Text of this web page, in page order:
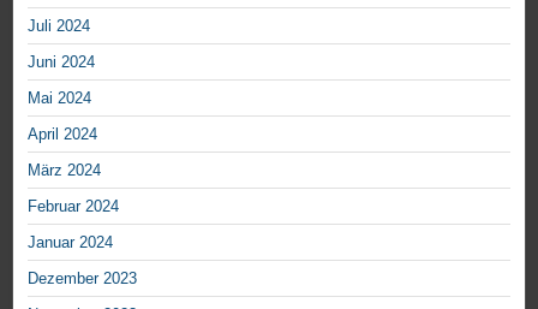
Juli 2024
Juni 2024
Mai 2024
April 2024
März 2024
Februar 2024
Januar 2024
Dezember 2023